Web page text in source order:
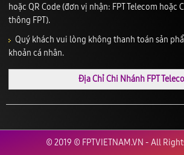
hoặc QR Code (đơn vị nhận: FPT Telecom hoặc
thông FPT).
Quý khách vui lòng không thanh toán sản
khoản cá nhân.
Địa Chỉ Chi Nhánh FPT
© 2019 © FPTVIETNAM.VN - All